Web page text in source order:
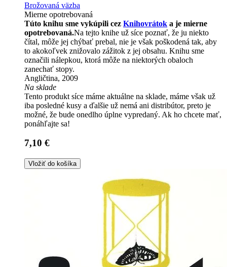
Brožovaná väzba
Mierne opotrebovaná
Túto knihu sme vykúpili cez Knihovrátok a je mierne
opotrebovaná.Na tejto knihe už síce poznať, že ju niekto
čítal, môže jej chýbať prebal, nie je však poškodená tak, aby
to akokoľvek znižovalo zážitok z jej obsahu. Knihu sme
označili nálepkou, ktorá môže na niektorých obaloch
zanechať stopy.
Angličtina, 2009
Na sklade
Tento produkt síce máme aktuálne na sklade, máme však už
iba posledné kusy a ďalšie už nemá ani distribútor, preto je
možné, že bude onedlho úplne vypredaný. Ak ho chcete mať,
ponáhľajte sa!
7,10 €
Vložiť do košíka